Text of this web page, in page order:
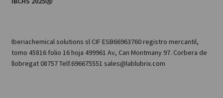
Iberiachemical solutions sl CIF ESB66963760 registro mercantil,
tomo 45816 folio 16 hoja 499961 Av, Can Montmany 97. Corbera de
llobregat 08757 Telf.696675551 sales@lablubrix.com